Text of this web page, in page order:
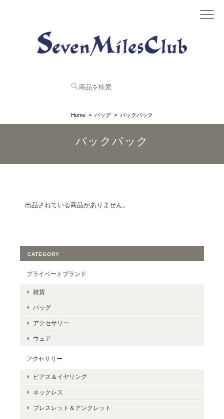
Home バッグ バックパック
バックパック
出品されている商品がありません。
CATEGORY
プライベートブランド
雑貨
バッグ
アクセサリー
ウェア
アクセサリー
ピアス＆イヤリング
ネックレス
ブレスレット＆アンクレット